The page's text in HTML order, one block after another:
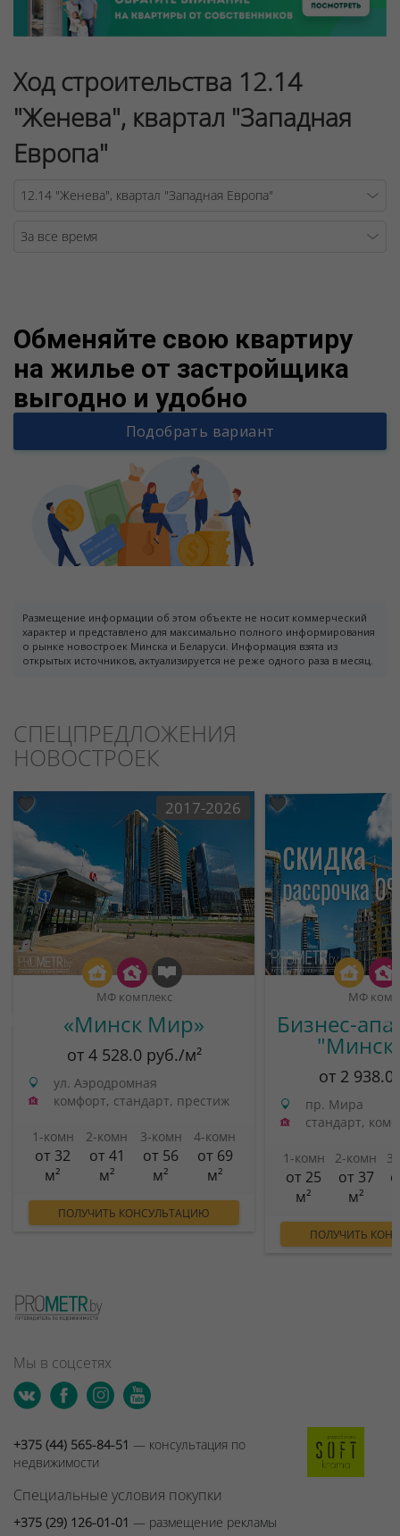
Ход строительства 12.14
"Женева", квартал "Западная
Европа"
Обменяйте свою квартиру
на жилье от застройщика
выгодно и удобно
Подобрать вариант
Размещение информации об этом объекте не носит коммерческий
характер и представлено для максимально полного информирования
о рынке новостроек Минска и Беларуси. Информация взята из
открытых источников, актуализируется не реже одного раза в месяц.
СПЕЦПРЕДЛОЖЕНИЯ
НОВОСТРОЕК
2017-2026
МФ комплекс
«Минск Мир»
от 4 528.0 руб./м²
ул. Аэродромная
комфорт, стандарт, престиж
1-комн
от 32
м²
2-комн
от 41
м²
3-комн
от 56
м²
4-комн
от 69
м²
ПОЛУЧИТЬ КОНСУЛЬТАЦИЮ
МФ
Бизнес-
от 2
пр. Мира
стандарт,
1-комн
от 25
м²
2-комн
от 37
м²
ПОЛУЧИТЬ
Мы в соцсетях
+375 (44) 565-84-51 — консультация по
недвижимости
Специальные условия покупки
+375 (29) 126-01-01 — размещение рекламы